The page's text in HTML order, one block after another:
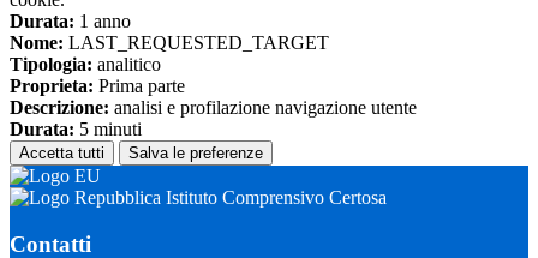
Durata: 1 anno
Nome: LAST_REQUESTED_TARGET
Tipologia: analitico
Proprieta: Prima parte
Descrizione: analisi e profilazione navigazione utente
Durata: 5 minuti
Accetta tutti Salva le preferenze
Istituto Comprensivo Certosa
Contatti